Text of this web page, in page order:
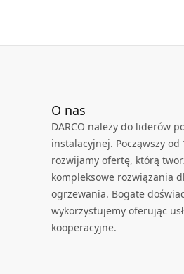
O nas
DARCO należy do liderów
instalacyjnej. Począwszy od
rozwijamy ofertę, którą
kompleksowe rozwiązania
ogrzewania. Bogate
wykorzystujemy oferując
kooperacyjne.